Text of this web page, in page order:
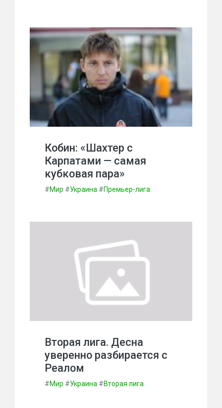
Кобин: «Шахтер с
Карпатами — самая
кубковая пара»
#Мир #Украина #Премьер-лига
Вторая лига. Десна
уверенно разбирается с
Реалом
#Мир #Украина #Вторая лига